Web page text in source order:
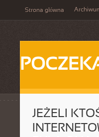
Strona główna
JEŻELI